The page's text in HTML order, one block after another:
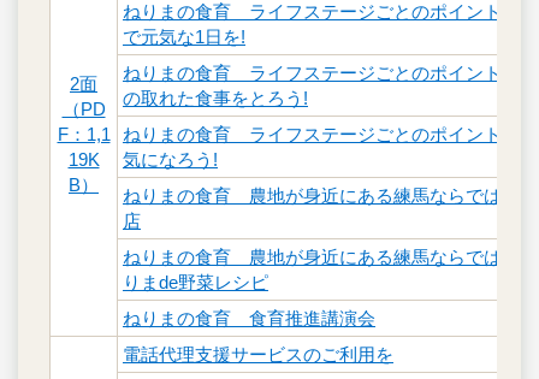
2面
（PD
F：1,1
19K
B）
ねりまの食育 ライフステージごとのポイント（
で元気な1日を!
ねりまの食育 ライフステージごとのポイント（
の取れた食事をとろう!
ねりまの食育 ライフステージごとのポイント（
気になろう!
ねりまの食育 農地が身近にある練馬ならではの
店
ねりまの食育 農地が身近にある練馬ならではの
りまde野菜レシピ
ねりまの食育 食育推進講演会
電話代理支援サービスのご利用を